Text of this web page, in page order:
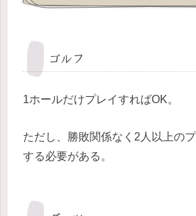
ゴルフ
1ホールだけプレイすればOK。
ただし、勝敗関係なく2人以上の
する必要がある。